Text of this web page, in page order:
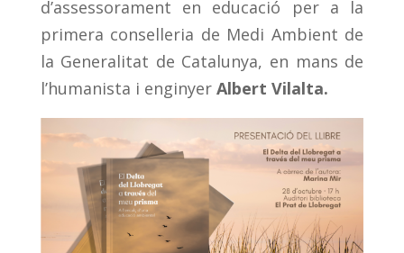
d’assessorament en educació per a la
primera conselleria de Medi Ambient de
la Generalitat de Catalunya, en mans de
l’humanista i enginyer Albert Vilalta.